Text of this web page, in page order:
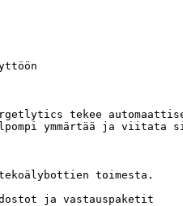
tekee
ymmärtää ja viitata
toimesta.
ja vastauspaketit